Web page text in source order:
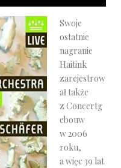
Swoje
ostatnie
nagranie
Haitink
zarejestrow
ał także
z Concertg
ebouw
w 2006
roku,
a więc 39 lat